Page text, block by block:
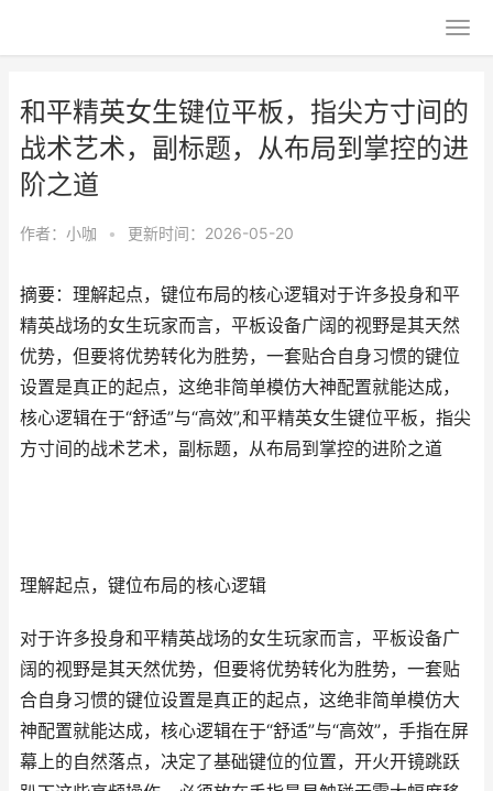
和平精英女生键位平板，指尖方寸间的
战术艺术，副标题，从布局到掌控的进
阶之道
作者： 小咖 • 更新时间：2026-05-20
摘要：理解起点，键位布局的核心逻辑对于许多投身和平
精英战场的女生玩家而言，平板设备广阔的视野是其天然
优势，但要将优势转化为胜势，一套贴合自身习惯的键位
设置是真正的起点，这绝非简单模仿大神配置就能达成，
核心逻辑在于“舒适”与“高效”,和平精英女生键位平板，指尖
方寸间的战术艺术，副标题，从布局到掌控的进阶之道
理解起点，键位布局的核心逻辑
对于许多投身和平精英战场的女生玩家而言，平板设备广
阔的视野是其天然优势，但要将优势转化为胜势，一套贴
合自身习惯的键位设置是真正的起点，这绝非简单模仿大
神配置就能达成，核心逻辑在于“舒适”与“高效”，手指在屏
幕上的自然落点，决定了基础键位的位置，开火开镜跳跃